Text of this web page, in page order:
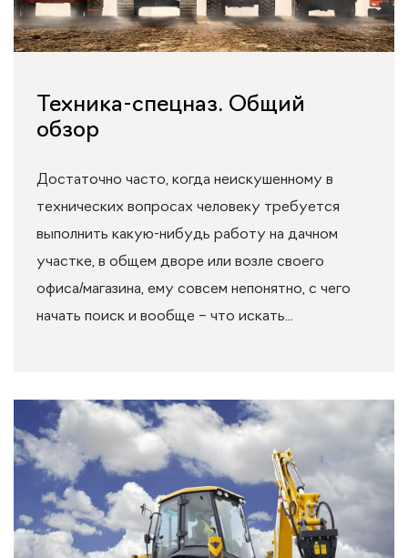
Техника-спецназ. Общий
обзор
Достаточно часто, когда неискушенному в
технических вопросах человеку требуется
выполнить какую-нибудь работу на дачном
участке, в общем дворе или возле своего
офиса/магазина, ему совсем непонятно, с чего
начать поиск и вообще – что искать...